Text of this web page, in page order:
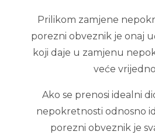
Prilikom zamjene
porezni obveznik je onaj
koji daje u zamjenu
veće
Ako se prenosi idealni
nepokretnosti odnosno
porezni obveznik je